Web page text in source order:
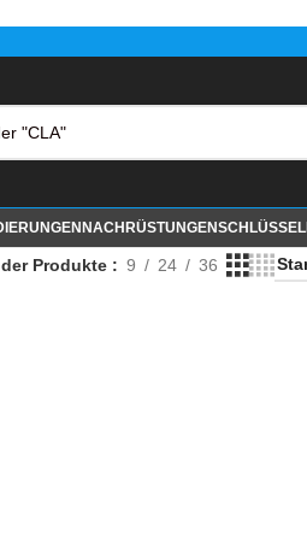
NACHRÜSTUNGENSCHLÜSSEL
Produkte 9 24 36